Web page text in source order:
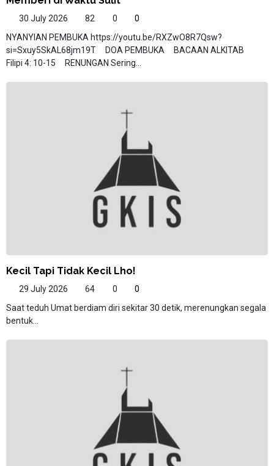
30 July 2026 82 0
0
NYANYIAN PEMBUKA https://youtu.be/RXZwO8R7Qsw?
si=Sxuy5SkAL68jm19T DOA PEMBUKA BACAAN ALKITAB
Filipi 4: 10-15 RENUNGAN Sering...
Kecil Tapi Tidak Kecil Lho!
29 July 2026 64 0
0
Saat teduh Umat berdiam diri sekitar 30 detik, merenungkan segala
bentuk...